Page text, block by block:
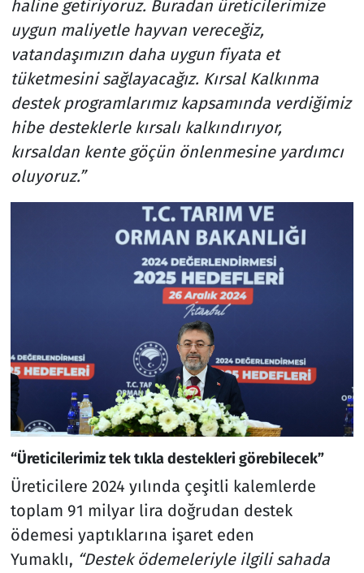
haline getiriyoruz. Buradan üreticilerimize
uygun maliyetle hayvan vereceğiz,
vatandaşımızın daha uygun fiyata et
tüketmesini sağlayacağız. Kırsal Kalkınma
destek programlarımız kapsamında verdiğimiz
hibe desteklerle kırsalı kalkındırıyor,
kırsaldan kente göçün önlenmesine yardımcı
oluyoruz.”
“Üreticilerimiz tek tıkla destekleri görebilecek”
Üreticilere 2024 yılında çeşitli kalemlerde
toplam 91 milyar lira doğrudan destek
ödemesi yaptıklarına işaret eden
Yumaklı, “Destek ödemeleriyle ilgili sahada